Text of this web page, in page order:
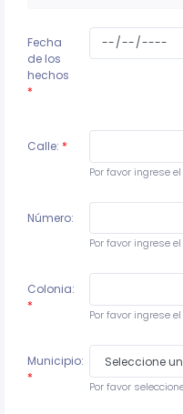
Fecha
de los
hechos
*
Calle: *
Por favor ingrese
Número:
Por favor ingrese
Colonia:
*
Por favor ingrese
Municipio:
*
Por favor